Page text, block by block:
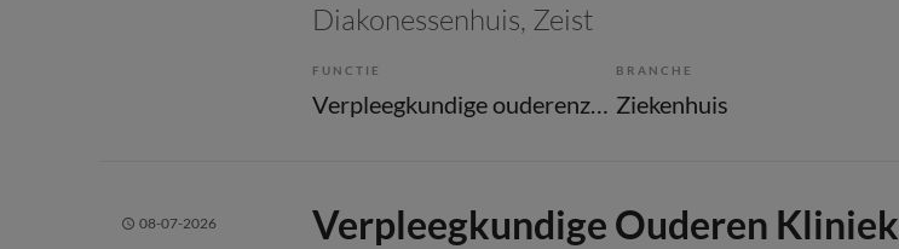
Diakonessenhuis, Zeist
FUNCTIE
Verpleegkundige ouderenzorg
BRANCHE
Ziekenhuis
08-07-2026 Verpleegkundige Ouderen Kliniek